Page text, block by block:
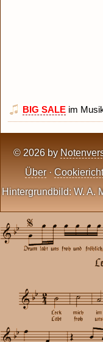
BIG SALE im
© 2026 by
Über ·
Hintergrundbild: W. A.